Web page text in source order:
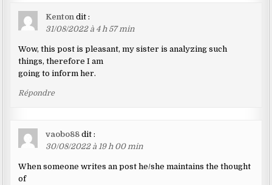
Kenton dit :
31/08/2022 à 4 h 57 min
Wow, this post is pleasant, my sister is analyzing such
things, therefore I am
going to inform her.
Répondre
vaobo88 dit :
30/08/2022 à 19 h 00 min
When someone writes an post he/she maintains the thought
of